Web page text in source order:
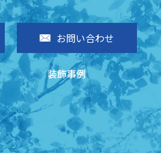
装飾事例
お問い合わせ